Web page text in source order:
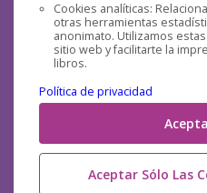
Cookies analíticas:
otras herramientas
anonimato. Utilizamos
sitio web y facilitarte la
libros.
Política de privacidad
Aceptar Sólo Las
Redes